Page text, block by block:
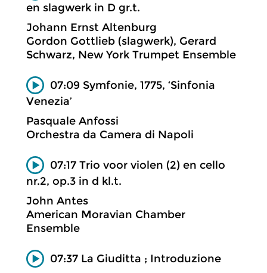
en slagwerk in D gr.t.
Johann Ernst Altenburg
Gordon Gottlieb (slagwerk), Gerard
Schwarz, New York Trumpet Ensemble
07:09 Symfonie, 1775, ‘Sinfonia
Venezia’
Pasquale Anfossi
Orchestra da Camera di Napoli
07:17 Trio voor violen (2) en cello
nr.2, op.3 in d kl.t.
John Antes
American Moravian Chamber
Ensemble
07:37 La Giuditta ; Introduzione